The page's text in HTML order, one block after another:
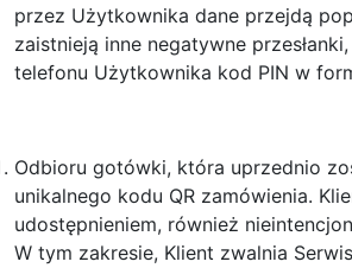
przez Użytkownika dane przejdą
zaistnieją inne negatywne
telefonu Użytkownika kod PIN w
Odbioru gotówki, która uprzednio
unikalnego kodu QR zamówienia.
udostępnieniem, również
W tym zakresie, Klient zwalnia